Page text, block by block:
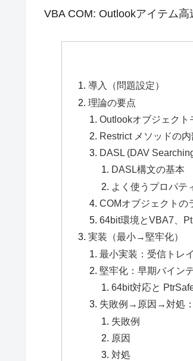
VBA COM: Outlookアイテム
導入（問題設定）
理論の要点
Outlookオブジェクト
Restrict メソッドの
DASL (DAV
DASL構文の基本
よく使うプロパテ
COMオブジェクトの
64bit環境とVBA7、
実装（最小→堅牢化）
最小実装：受信トレ
堅牢化：早期バイン
64bit対応と
失敗例→原因→対処
失敗例
原因
対処